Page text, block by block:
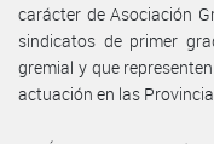
carácter de Asociación
sindicatos de primer
gremial y que
actuación en las